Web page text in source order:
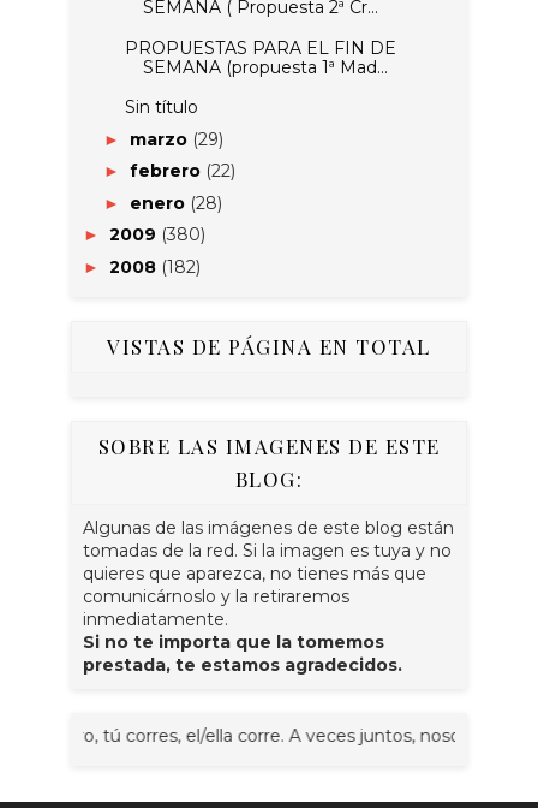
SEMANA ( Propuesta 2ª Cr...
PROPUESTAS PARA EL FIN DE
SEMANA (propuesta 1ª Mad...
Sin título
► marzo (29)
► febrero (22)
► enero (28)
► 2009 (380)
► 2008 (182)
VISTAS DE PÁGINA EN TOTAL
SOBRE LAS IMAGENES DE ESTE
BLOG:
Algunas de las imágenes de este blog están
tomadas de la red. Si la imagen es tuya y no
quieres que aparezca, no tienes más que
comunicárnoslo y la retiraremos
inmediatamente.
Si no te importa que la tomemos
prestada, te estamos agradecidos.
tú corres, el/ella corre. A veces juntos, nosotr@s corremos,